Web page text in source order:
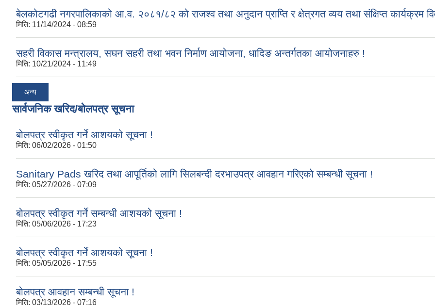
बेलकोटगढी नगरपालिकाको आ.व. २०८१/८२ को राजश्व तथा अनुदान प्राप्ति र क्षेत्रगत व्यय तथा संक्षिप्त कार्यक्रम
मिति: 11/14/2024 - 08:59
सहरी विकास मन्त्रालय, सघन सहरी तथा भवन निर्माण आयोजना, धादिङ अन्तर्गतका आयोजनाहरु !
मिति: 10/21/2024 - 11:49
अन्य
सार्वजनिक खरिद/बोलपत्र सूचना
बोलपत्र स्वीकृत गर्ने आशयको सूचना !
मिति: 06/02/2026 - 01:50
Sanitary Pads खरिद तथा आपूर्तिको लागि सिलबन्दी दरभाउपत्र आवहान गरिएको सम्बन्धी सूचना !
मिति: 05/27/2026 - 07:09
बोलपत्र स्वीकृत गर्ने सम्बन्धी आशयको सूचना !
मिति: 05/06/2026 - 17:23
बोलपत्र स्वीकृत गर्ने आशयको सूचना !
मिति: 05/05/2026 - 17:55
बोलपत्र आवहान सम्बन्धी सूचना !
मिति: 03/13/2026 - 07:16